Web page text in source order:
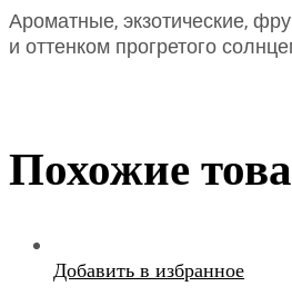
Ароматные, экзотические,
и оттенком прогретого
Похожие
Добавить в избранное